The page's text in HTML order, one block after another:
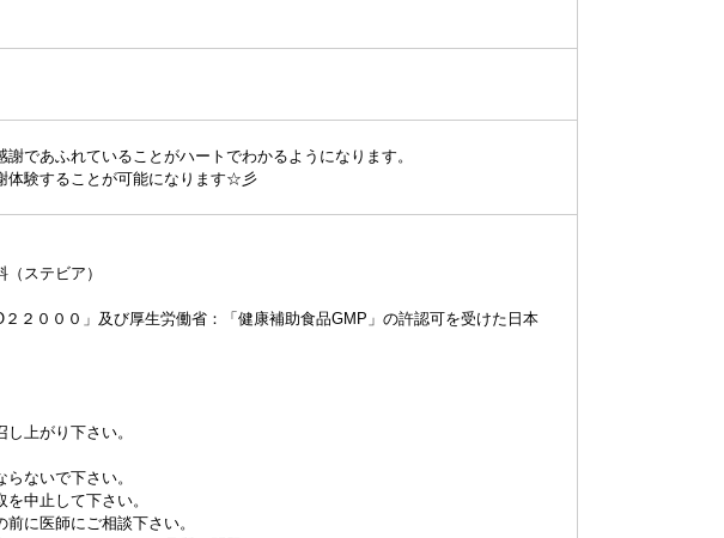
であふれていることがハートでわかるようになります。
体験することが可能になります☆彡
ステビア）
０００」及び厚生労働省：「健康補助食品GMP」の許認可を受けた日本
上がり下さい。
ないで下さい。
中止して下さい。
に医師にご相談下さい。